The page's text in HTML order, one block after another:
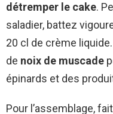
détremper le cake.
saladier, battez
20 cl de crème
de noix de muscade
épinards et des
Pour l’assemblage,